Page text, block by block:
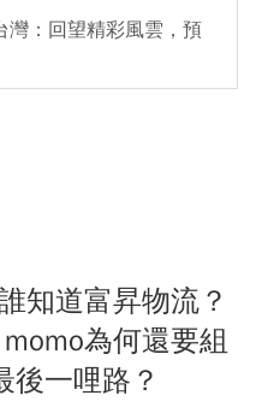
灣：回望精彩風雲，預
知道富昇物流？
為何還要組
後一哩路？